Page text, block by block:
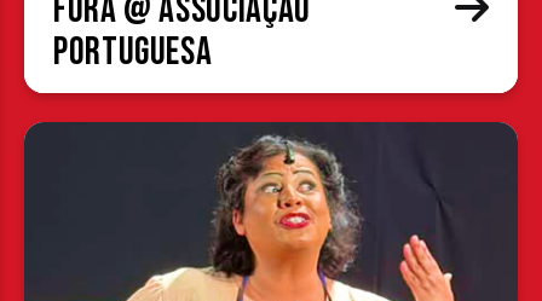
Fora @ Associação
Portuguesa